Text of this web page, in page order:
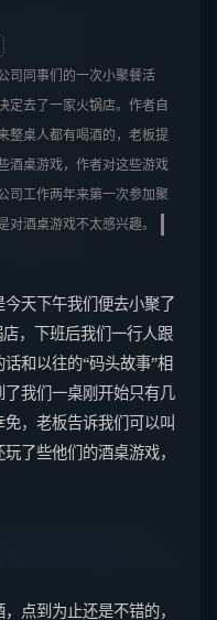
司同事们的一次小聚餐活
定去了一家火锅店。作者自
整桌人都有喝酒的，老板提
酒桌游戏，作者对这些游戏
司工作两年来第一次参加聚
酒桌游戏不太感兴趣。
天下午我们便去小聚了
，下班后我们一行人跟
和以往的“码头故事”相
我们一桌刚开始只有几
，老板告诉我们可以叫
了些他们的酒桌游戏，
点到为止还是不错的，